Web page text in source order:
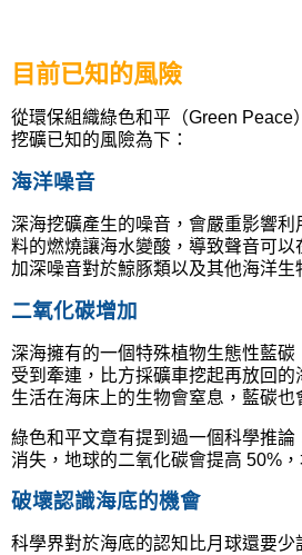
目前已知的風險
從環保組織綠色和平（Green Peace
挖礦已知的風險為下：
海洋噪音
深海挖礦產生的噪音，會嚴重影響利
料的燃燒讓海水變酸，導致聲音可以
加深噪音對於鯨豚類以及其他海洋生
二氧化碳增加
深海擁有的一個特殊植物生態性藍
受到牽連，比方採礦車挖起再放回
生活在海床上的生物會窒息，藍碳也
綠色和平文章有提到過一個科學推論
消失，地球的二氧化碳會提高 50%
破壞認識海底的機會
科學界對於海底的認知比月球還要少